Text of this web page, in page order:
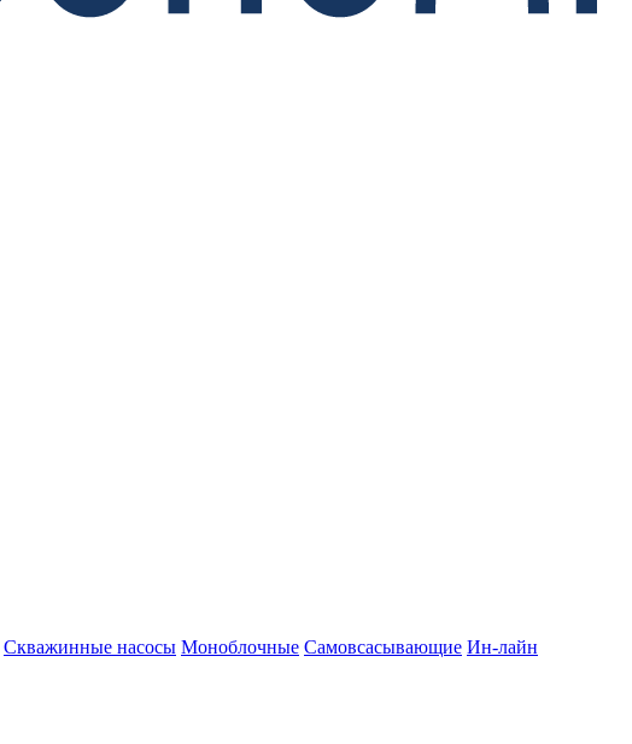
Скважинные насосы Моноблочные Самовсасывающие Ин-лайн